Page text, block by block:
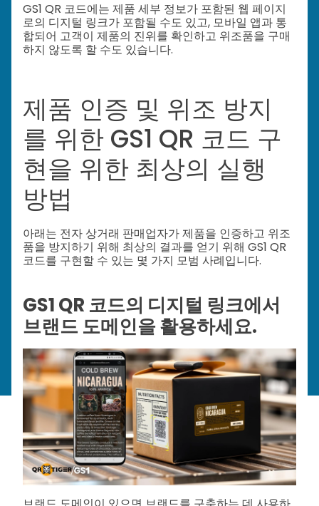
GS1 QR 코드에는 제품 세부 정보가 포함된 웹 페이지
로의 디지털 링크가 포함될 수도 있고, 모바일 앱과 통
합되어 고객이 제품의 진위를 확인하고 위조품을 구매
하지 않도록 할 수도 있습니다.
제품 인증 및 위조 방지
를 위한 GS1 QR 코드 구
현을 위한 최상의 실행
방법
아래는 전자 상거래 판매업자가 제품을 인증하고 위조
품을 방지하기 위해 최상의 결과를 얻기 위해 GS1 QR
코드를 구현할 수 있는 몇 가지 모범 사례입니다.
GS1 QR 코드의 디지털 링크에서
브랜드 도메인을 활용하세요.